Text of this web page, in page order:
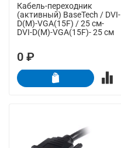
Кабель-переходник
(активный) BaseTech / DVI-
D(M)-VGA(15F) / 25 см-
DVI-D(M)-VGA(15F)- 25 см
0 ₽